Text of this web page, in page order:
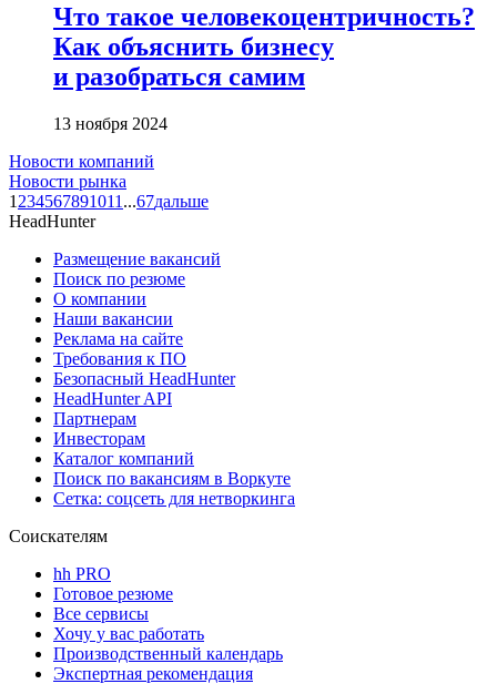
Что такое человеко­центричность?
Как объяснить бизнесу
и разобраться самим
13 ноября 2024
Новости компаний
Новости рынка
1 234567891011 ...67дальше
HeadHunter
Размещение вакансий
Поиск по резюме
О компании
Наши вакансии
Реклама на сайте
Требования к ПО
Безопасный HeadHunter
HeadHunter API
Партнерам
Инвесторам
Каталог компаний
Поиск по вакансиям в Воркуте
Сетка: соцсеть для нетворкинга
Соискателям
hh PRO
Готовое резюме
Все сервисы
Хочу у вас работать
Производственный календарь
Экспертная рекомендация